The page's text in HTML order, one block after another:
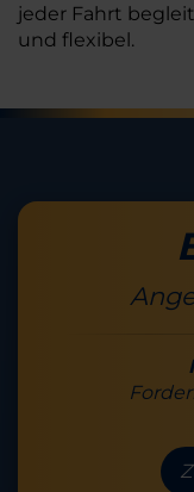
jeder Fahrt
und flexibel.